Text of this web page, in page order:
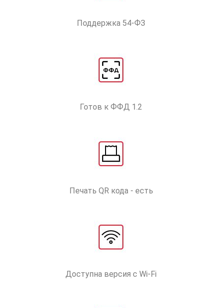
Поддержка 54-ФЗ
Готов к ФФД 1.2
Печать QR кода - есть
Доступна версия с Wi-Fi